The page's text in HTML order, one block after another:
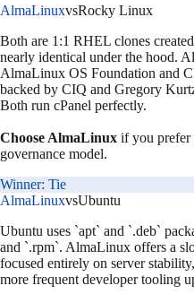
AlmaLinuxvsRocky Linux
Both are 1:1 RHEL clones
nearly identical under the hood.
AlmaLinux OS Foundation and
backed by CIQ and Gregory
Both run cPanel perfectly.
Choose AlmaLinux if you prefer
governance model.
Winner: Tie
AlmaLinuxvsUbuntu
Ubuntu uses `apt` and `.deb`
and `.rpm`. AlmaLinux offers a
focused entirely on server
more frequent developer tooling